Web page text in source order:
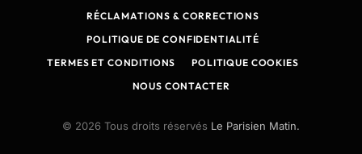
RÉCLAMATIONS & CORRECTIONS
POLITIQUE DE CONFIDENTIALITÉ
TERMES ET CONDITIONS
POLITIQUE COOKIES
NOUS CONTACTER
© 2026 Tous droits réservés Le Parisien Matin.